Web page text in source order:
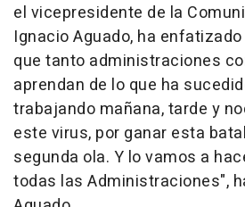
el vicepresidente de la
Ignacio Aguado, ha
que tanto administraciones
aprendan de lo que ha
trabajando mañana, tarde y
este virus, por ganar esta
segunda ola. Y lo vamos a
todas las Administraciones",